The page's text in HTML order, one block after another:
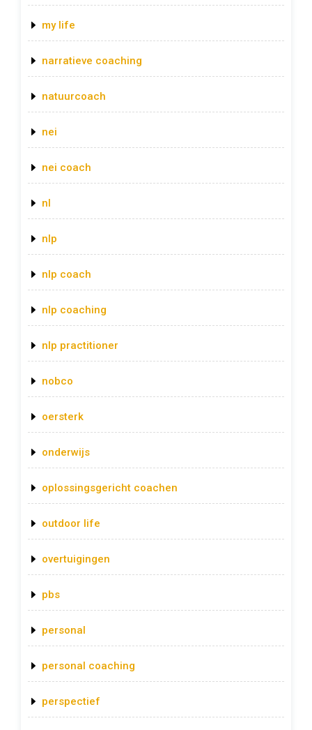
my life
narratieve coaching
natuurcoach
nei
nei coach
nl
nlp
nlp coach
nlp coaching
nlp practitioner
nobco
oersterk
onderwijs
oplossingsgericht coachen
outdoor life
overtuigingen
pbs
personal
personal coaching
perspectief